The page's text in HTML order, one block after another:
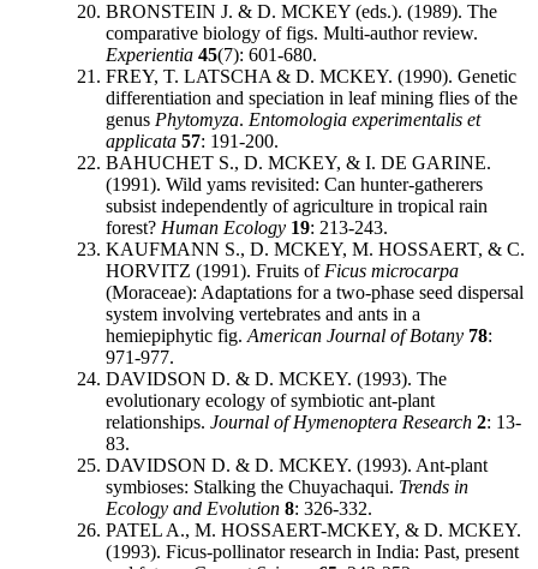
BRONSTEIN J. & D. MCKEY (eds.). (1989). The
comparative biology of figs. Multi-author review.
Experientia 45(7): 601-680.
FREY, T. LATSCHA & D. MCKEY. (1990). Genetic
differentiation and speciation in leaf mining flies of the
genus Phytomyza. Entomologia experimentalis et
applicata 57: 191-200.
BAHUCHET S., D. MCKEY, & I. DE GARINE.
(1991). Wild yams revisited: Can hunter-gatherers
subsist independently of agriculture in tropical rain
forest? Human Ecology 19: 213-243.
KAUFMANN S., D. MCKEY, M. HOSSAERT, & C.
HORVITZ (1991). Fruits of Ficus microcarpa
(Moraceae): Adaptations for a two-phase seed dispersal
system involving vertebrates and ants in a
hemiepiphytic fig. American Journal of Botany 78:
971-977.
DAVIDSON D. & D. MCKEY. (1993). The
evolutionary ecology of symbiotic ant-plant
relationships. Journal of Hymenoptera Research 2: 13-
83.
DAVIDSON D. & D. MCKEY. (1993). Ant-plant
symbioses: Stalking the Chuyachaqui. Trends in
Ecology and Evolution 8: 326-332.
PATEL A., M. HOSSAERT-MCKEY, & D. MCKEY.
(1993). Ficus-pollinator research in India: Past, present